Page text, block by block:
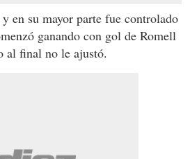
en su mayor parte fue controlado
ganando con gol de Romell
al final no le ajustó.